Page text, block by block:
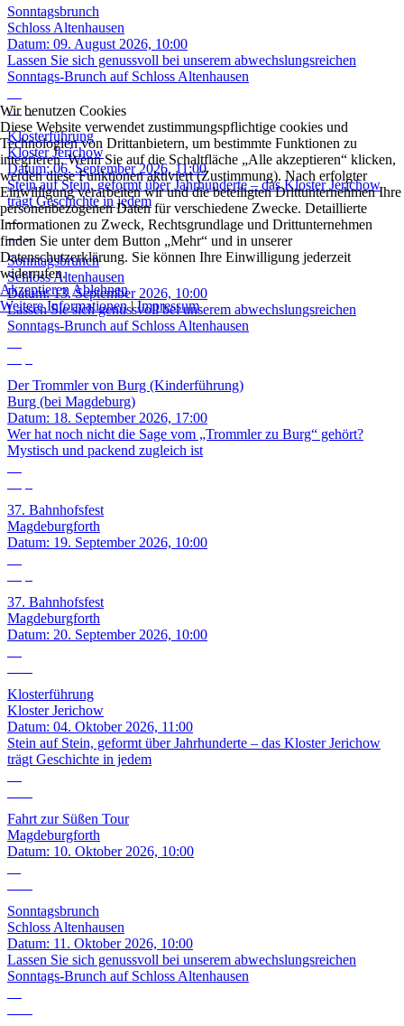
Sonntagsbrunch
Schloss Altenhausen
Datum: 09. August 2026, 10:00
Lassen Sie sich genussvoll bei unserem abwechslungsreichen
Sonntags-Brunch auf Schloss Altenhausen
Sep.
Klosterführung
Kloster Jerichow
Datum:06. September 2026, 11:00
Stein auf Stein, geformt über Jahrhunderte – das Kloster Jerichow
trägt Geschichte in jedem
13
Sep.
Sonntagsbrunch
Schloss Altenhausen
Datum:13. September 2026, 10:00
Lassen Sie sich genussvoll bei unserem abwechslungsreichen
Sonntags-Brunch auf Schloss Altenhausen
Der Trommler von Burg (Kinderführung)
Burg (bei Magdeburg)
Datum: 18. September 2026, 17:00
Wer hat noch nicht die Sage vom „Trommler zu Burg“ gehört?
Mystisch und packend zugleich ist
37. Bahnhofsfest
Magdeburgforth
Datum: 19. September 2026, 10:00
37. Bahnhofsfest
Magdeburgforth
Datum: 20. September 2026, 10:00
Klosterführung
Kloster Jerichow
Datum: 04. Oktober 2026, 11:00
Stein auf Stein, geformt über Jahrhunderte – das Kloster Jerichow
trägt Geschichte in jedem
Fahrt zur Süßen Tour
Magdeburgforth
Datum: 10. Oktober 2026, 10:00
Sonntagsbrunch
Schloss Altenhausen
Datum: 11. Oktober 2026, 10:00
Lassen Sie sich genussvoll bei unserem abwechslungsreichen
Sonntags-Brunch auf Schloss Altenhausen
Wir benutzen Cookies
Diese Website verwendet zustimmungspflichtige cookies und
Technologien von Drittanbietern, um bestimmte Funktionen zu
integrieren. Wenn Sie auf die Schaltfläche „Alle akzeptieren“ klicken,
werden diese Funktionen aktiviert (Zustimmung). Nach erfolgter
Einwilligung verarbeiten wir und die beteiligten Drittunternehmen Ihre
personenbezogenen Daten für verschiedene Zwecke. Detaillierte
Informationen zu Zweck, Rechtsgrundlage und Drittunternehmen
finden Sie unter dem Button „Mehr“ und in unserer
Datenschutzerklärung. Sie können Ihre Einwilligung jederzeit
widerrufen.
Akzeptieren Ablehnen
Weitere Informationen|Impressum